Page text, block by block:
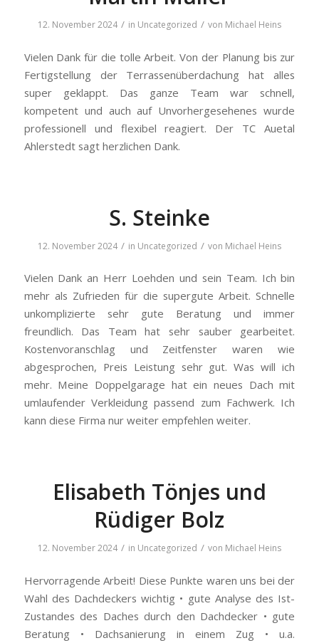
12. November 2024 / in Uncategorized / von Michael Heins
Vielen Dank für die tolle Arbeit. Von der Planung bis zur
Fertigstellung der Terrassenüberdachung hat alles
super geklappt. Das ganze Team war schnell,
kompetent und auch auf Unvorhergesehenes wurde
professionell und flexibel reagiert. Der TC Auetal
Ahlerstedt sagt herzlichen Dank.
S. Steinke
12. November 2024 / in Uncategorized / von Michael Heins
Vielen Dank an Herr Loehden und sein Team. Ich bin
mehr als Zufrieden für die supergute Arbeit. Schnelle
unkomplizierte sehr gute Beratung und immer
freundlich. Das Team hat sehr sauber gearbeitet.
Kostenvoranschlag und Zeitfenster waren wie
abgesprochen, Preis Leistung sehr gut. Was will ich
mehr. Meine Doppelgarage hat ein neues Dach mit
umlaufender Verkleidung passend zum Fachwerk. Ich
kann diese Firma nur weiter empfehlen weiter.
Elisabeth Tönjes und
Rüdiger Bolz
12. November 2024 / in Uncategorized / von Michael Heins
Hervorragende Arbeit! Diese Punkte waren uns bei der
Wahl des Dachdeckers wichtig • gute Analyse des Ist-
Zustandes des Daches durch den Dachdecker • gute
Beratung • Dachsanierung in einem Zug • u.a.